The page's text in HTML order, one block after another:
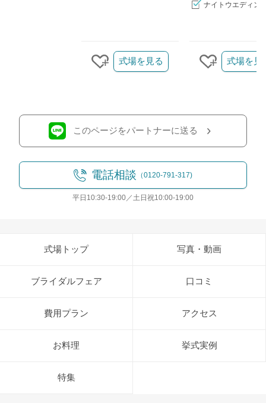
ナイトウエディン
クリップする
式場を見る
クリップす
式場を見
このページをパートナーに送る
電話相談 （0120-791-317)
平日10:30-19:00／土日祝10:00-19:00
式場トップ 写真・動画
ブライダルフェア 口コミ
費用プラン アクセス
お料理 挙式実例
特集